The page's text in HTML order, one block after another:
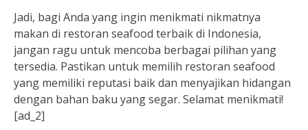
Jadi, bagi Anda yang ingin menikmati nikmatnya
makan di restoran seafood terbaik di Indonesia,
jangan ragu untuk mencoba berbagai pilihan yang
tersedia. Pastikan untuk memilih restoran seafood
yang memiliki reputasi baik dan menyajikan hidangan
dengan bahan baku yang segar. Selamat menikmati!
[ad_2]